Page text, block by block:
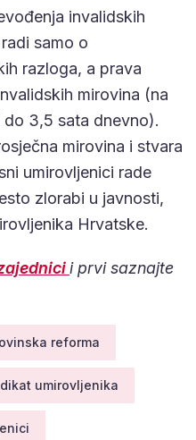
invalidskih
samo o
razloga, a prava
mirovina (na
3,5 sata dnevno).
mirovina i stvara
umirovljenici rade
zlorabi u javnosti,
Hrvatske.
i prvi saznajte
reforma
umirovljenika